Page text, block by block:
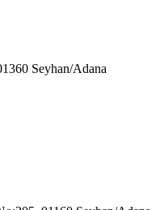
Seyhan/Adana